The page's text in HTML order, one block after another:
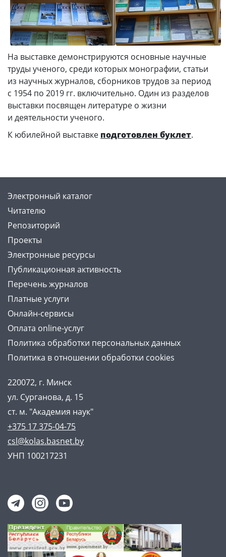
На выставке демонстрируются основные научные
труды ученого, среди которых монографии, статьи
из научных журналов, сборников трудов за период
с 1954 по 2019 гг. включительно. Один из разделов
выставки посвящен литературе о жизни
и деятельности ученого.
К юбилейной выставке подготовлен буклет.
Электронный каталог
Читателю
Репозиторий
Проекты
Электронные ресурсы
Публикационная активность
Перечень журналов
Платные услуги
Онлайн-сервисы
Оплата online-услуг
Политика обработки персональных данных
Политика в отношении обработки cookies
220072, г. Минск
ул. Сурганова, д. 15
ст. м. "Академия наук"
+375 17 375-04-75
csl@kolas.basnet.by
УНП 100217231